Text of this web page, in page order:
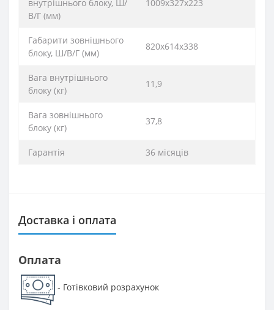
внутрішнього блоку, Ш/
В/Г (мм)
1009х327х223
Габарити зовнішнього
блоку, Ш/В/Г (мм)
820x614x338
Вага внутрішнього
блоку (кг)
11,9
Вага зовнішнього
блоку (кг)
37,8
Гарантія 36 місяців
Доставка і оплата
Оплата
- Готівковий розрахунок